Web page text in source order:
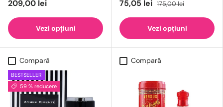
209,00 lei
Vezi opțiuni
75,05 lei 175,00 lei
Vezi opțiuni
Compară
BESTSELLER
59 % reducere
Compară